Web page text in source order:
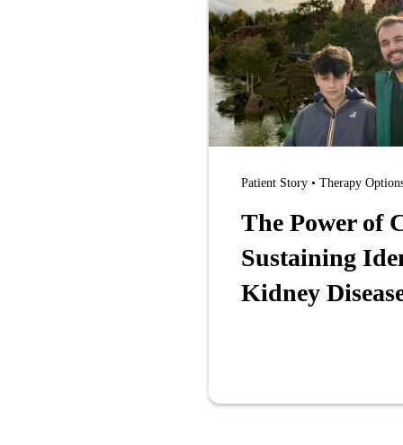
Patient Story • Therapy
The Power of
Sustaining
Kidney